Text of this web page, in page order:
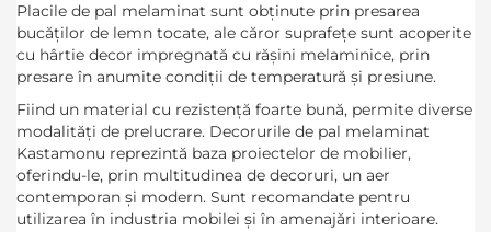
Placile de pal melaminat sunt obținute prin presarea
bucăților de lemn tocate, ale căror suprafețe sunt acoperite
cu hârtie decor impregnată cu rășini melaminice, prin
presare în anumite condiții de temperatură și presiune.
Fiind un material cu rezistență foarte bună, permite diverse
modalități de prelucrare. Decorurile de pal melaminat
Kastamonu reprezintă baza proiectelor de mobilier,
oferindu-le, prin multitudinea de decoruri, un aer
contemporan și modern. Sunt recomandate pentru
utilizarea în industria mobilei și în amenajări interioare.